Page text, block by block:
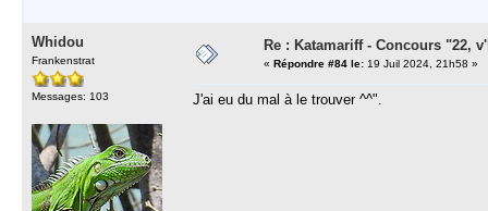
Whidou
Frankenstrat
Messages: 103
Re : Katamariff - Concours "22,
« Répondre #84 le: 19 Juil 2024, 21h58 »
J'ai eu du mal à le trouver ^^".